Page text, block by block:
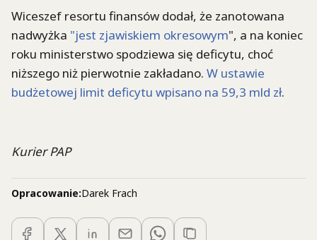
Wiceszef resortu finansów dodał, że zanotowana
nadwyżka "jest zjawiskiem okresowym", a na koniec
roku ministerstwo spodziewa się deficytu, choć
niższego niż pierwotnie zakładano. W ustawie
budżetowej limit deficytu wpisano na 59,3 mld zł.
Kurier PAP
Opracowanie:Darek Frach